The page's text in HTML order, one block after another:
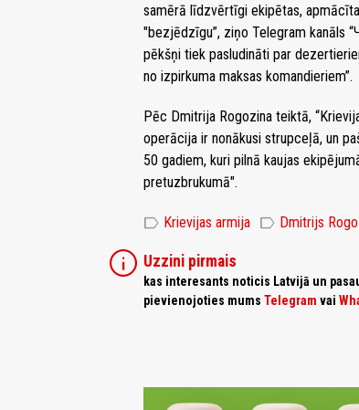
samērā līdzvērtīgi ekipētas,
"bezjēdzīgu”, ziņo Telegram kanāls
pēkšņi tiek pasludināti par
no izpirkuma maksas komandieriem”.
Pēc Dmitrija Rogozina teiktā,
operācija ir nonākusi strupceļā, un
50 gadiem, kuri pilnā kaujas
pretuzbrukumā".
label Krievijas armija label Dmitrijs
info Uzzini pirmais
kas interesants noticis Latvijā un
pievienojoties mums Telegram vai